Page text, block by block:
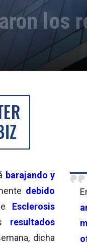
los
barajando y
debido
Esclerosis
resultados
dicha